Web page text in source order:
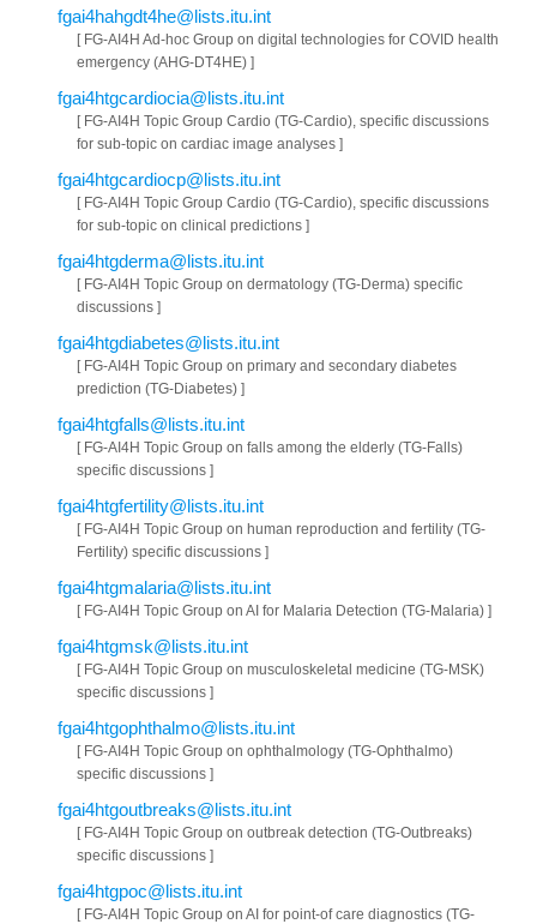
fgai4hahgdt4he@lists.itu.int
[ FG-AI4H Ad-hoc Group on digital technologies for COVID health
emergency (AHG-DT4HE) ]
fgai4htgcardiocia@lists.itu.int
[ FG-AI4H Topic Group Cardio (TG-Cardio), specific discussions
for sub-topic on cardiac image analyses ]
fgai4htgcardiocp@lists.itu.int
[ FG-AI4H Topic Group Cardio (TG-Cardio), specific discussions
for sub-topic on clinical predictions ]
fgai4htgderma@lists.itu.int
[ FG-AI4H Topic Group on dermatology (TG-Derma) specific
discussions ]
fgai4htgdiabetes@lists.itu.int
[ FG-AI4H Topic Group on primary and secondary diabetes
prediction (TG-Diabetes) ]
fgai4htgfalls@lists.itu.int
[ FG-AI4H Topic Group on falls among the elderly (TG-Falls)
specific discussions ]
fgai4htgfertility@lists.itu.int
[ FG-AI4H Topic Group on human reproduction and fertility (TG-
Fertility) specific discussions ]
fgai4htgmalaria@lists.itu.int
[ FG-AI4H Topic Group on AI for Malaria Detection (TG-Malaria) ]
fgai4htgmsk@lists.itu.int
[ FG-AI4H Topic Group on musculoskeletal medicine (TG-MSK)
specific discussions ]
fgai4htgophthalmo@lists.itu.int
[ FG-AI4H Topic Group on ophthalmology (TG-Ophthalmo)
specific discussions ]
fgai4htgoutbreaks@lists.itu.int
[ FG-AI4H Topic Group on outbreak detection (TG-Outbreaks)
specific discussions ]
fgai4htgpoc@lists.itu.int
[ FG-AI4H Topic Group on AI for point-of care diagnostics (TG-